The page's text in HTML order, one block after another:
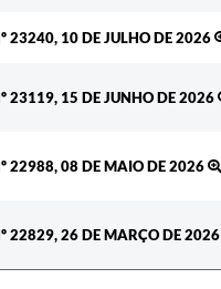
23240, 10 DE JULHO DE 2026
23119, 15 DE JUNHO DE 2026
22988, 08 DE MAIO DE 2026
22829, 26 DE MARÇO DE 2026